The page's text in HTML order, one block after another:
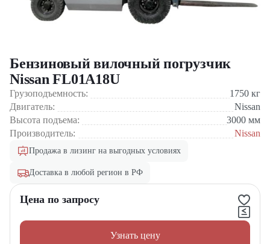
Бензиновый вилочный погрузчик
Nissan FL01A18U
Грузоподъемность: 1750 кг
Двигатель:
Nissan
Высота подъема:
3000 мм
Производитель:
Nissan
Продажа в лизинг на выгодных условиях
Доставка в любой регион в РФ
Цена по запросу
Узнать цену